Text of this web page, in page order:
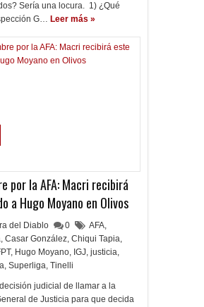
Sería una locura. 1) ¿Qué
G… Leer más »
por la AFA: Macri recibirá
a Hugo Moyano en Olivos
del Diablo 0 AFA,
, Casar González, Chiqui Tapia,
, Hugo Moyano, IGJ, justicia,
, Superliga, Tinelli
judicial de llamar a la
de Justicia para que decida